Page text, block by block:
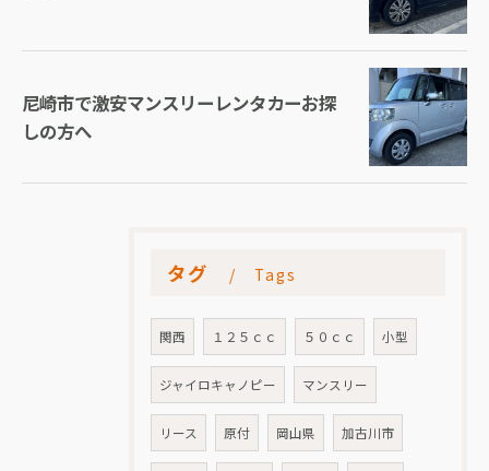
尼崎市で激安マンスリーレンタカーお探
しの方へ
タグ Tags
関西 １２５ｃｃ ５０ｃｃ 小型
ジャイロキャノピー マンスリー
リース 原付 岡山県 加古川市